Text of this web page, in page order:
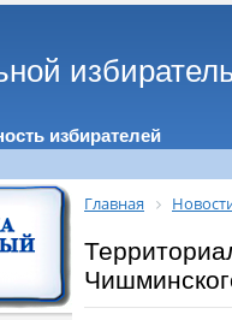
избирателей
Главная